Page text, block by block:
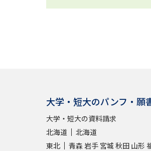
大学・短大のパンフ・願
大学・短大の資料請求
北海道
北海道
東北
青森 岩手 宮城 秋田 山形